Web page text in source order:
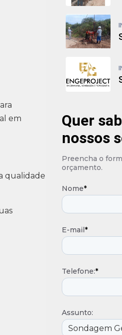
em
qualidade
Quer
nossos
Preencha o
orçamento.
Nome*
E-mail *
Telefone:*
Assunto: